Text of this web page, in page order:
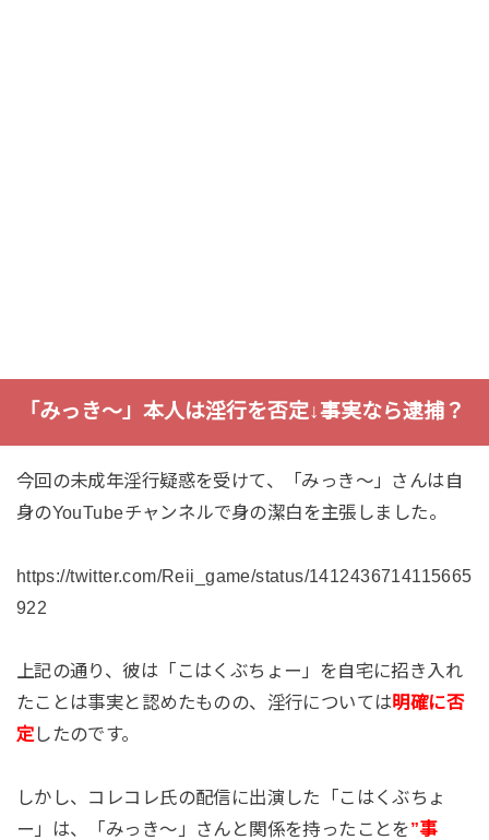
「みっき～」本人は淫行を否定↓事実なら逮捕？
今回の未成年淫行疑惑を受けて、「みっき～」さんは自
身のYouTubeチャンネルで身の潔白を主張しました。
https://twitter.com/Reii_game/status/1412436714115665
922
上記の通り、彼は「こはくぶちょー」を自宅に招き入れ
たことは事実と認めたものの、淫行については明確に否
定 したのです。
しかし、コレコレ氏の配信に出演した「こはくぶちょ
ー」は、「みっき～」さんと関係を持ったことを”事